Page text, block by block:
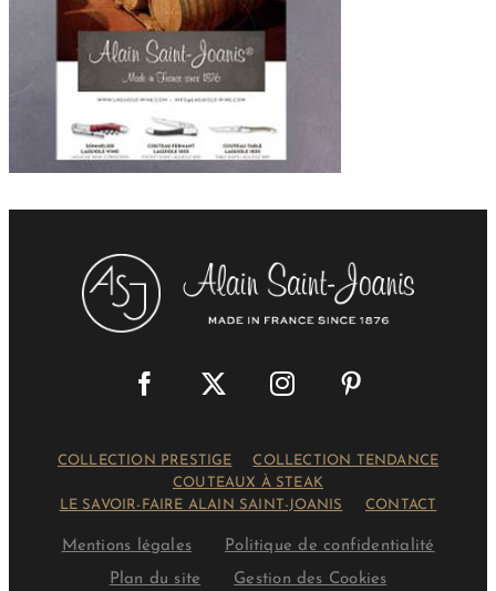
COLLECTION PRESTIGE
COLLECTION TENDANCE
COUTEAUX À STEAK
LE SAVOIR-FAIRE ALAIN SAINT-JOANIS
CONTACT
Mentions légales
Politique de confidentialité
Plan du site
Gestion des Cookies